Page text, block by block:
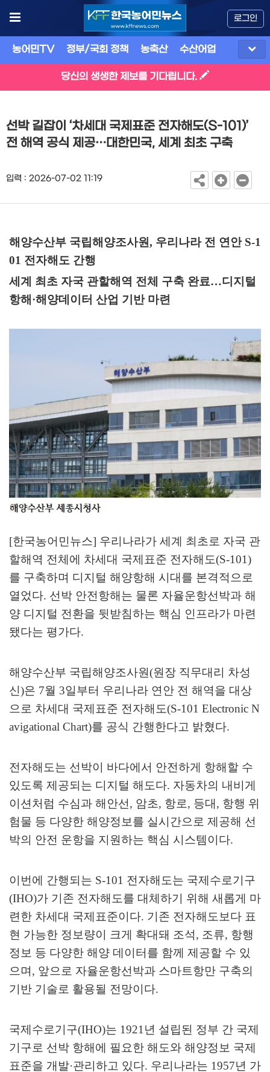
로그인
농어민TV 정부/국회 정책 농축산 수산어업
당신의 생생한 제보를 기다립니다.
선박 길잡이 ‘차세대 국제표준 전자해도(S-101)’
전 해역 공식 제공…대한민국, 세계 최초 구축
입력 : 2026-07-02 11:19
해양수산부 국립해양조사원, 우리나라 전 연안 S-1
01 전자해도 간행
세계 최초 자국 관할해역 전체 구축 완료…디지털
항해 ·해양데이터 산업 기반 마련
[한국농어민뉴스] 우리나라가 세계 최초로 자국 관
할해역 전체에 차세대 국제표준 전자해도(S-101)
를 구축하며 디지털 해양항해 시대를 본격적으로
열었다. 선박 안전항해는 물론 자율운항선박과 해
양 디지털 전환을 뒷받침하는 핵심 인프라가 마련
됐다는 평가다.
해양수산부 국립해양조사원(원장 직무대리 차성
신)은 7월 3일부터 우리나라 연안 전 해역을 대상
으로 차세대 국제표준 전자해도(S-101 Electronic N
avigational Chart)를 공식 간행한다고 밝혔다.
전자해도는 선박이 바다에서 안전하게 항해할 수
있도록 제공되는 디지털 해도다. 자동차의 내비게
이션처럼 수심과 해안선, 암초, 항로, 등대, 항행 위
험물 등 다양한 해양정보를 실시간으로 제공해 선
박의 안전 운항을 지원하는 핵심 시스템이다.
이번에 간행되는 S-101 전자해도는 국제수로기구
(IHO)가 기존 전자해도를 대체하기 위해 새롭게 마
련한 차세대 국제표준이다. 기존 전자해도보다 표
현 가능한 정보량이 크게 확대돼 조석, 조류, 항행
정보 등 다양한 해양 데이터를 함께 제공할 수 있
으며, 앞으로 자율운항선박과 스마트항만 구축의
기반 기술로 활용될 전망이다.
국제수로기구(IHO)는 1921 년 설립된 정부 간 국제
기구로 선박 항해에 필요한 해도와 해양정보 국제
표준을 개발·관리하고 있다. 우리나라는 1957년 가